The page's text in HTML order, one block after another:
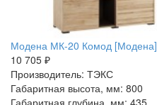
Модена МК-20 Комод [Модена]
10 705 ₽
Производитель: ТЭКС
Габаритная высота, мм: 800
Габаритная глубина, мм: 435